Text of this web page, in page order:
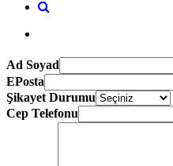
Ad Soyad
EPosta
Şikayet Durumu
Cep Telefonu